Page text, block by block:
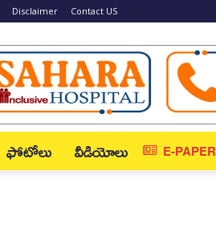
Disclaimer Contact US
ఫోటోలు వీడియోలు E-PAPER